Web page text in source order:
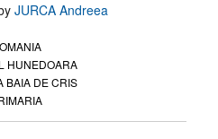
JURCA Andreea
HUNEDOARA
BAIA DE CRIS